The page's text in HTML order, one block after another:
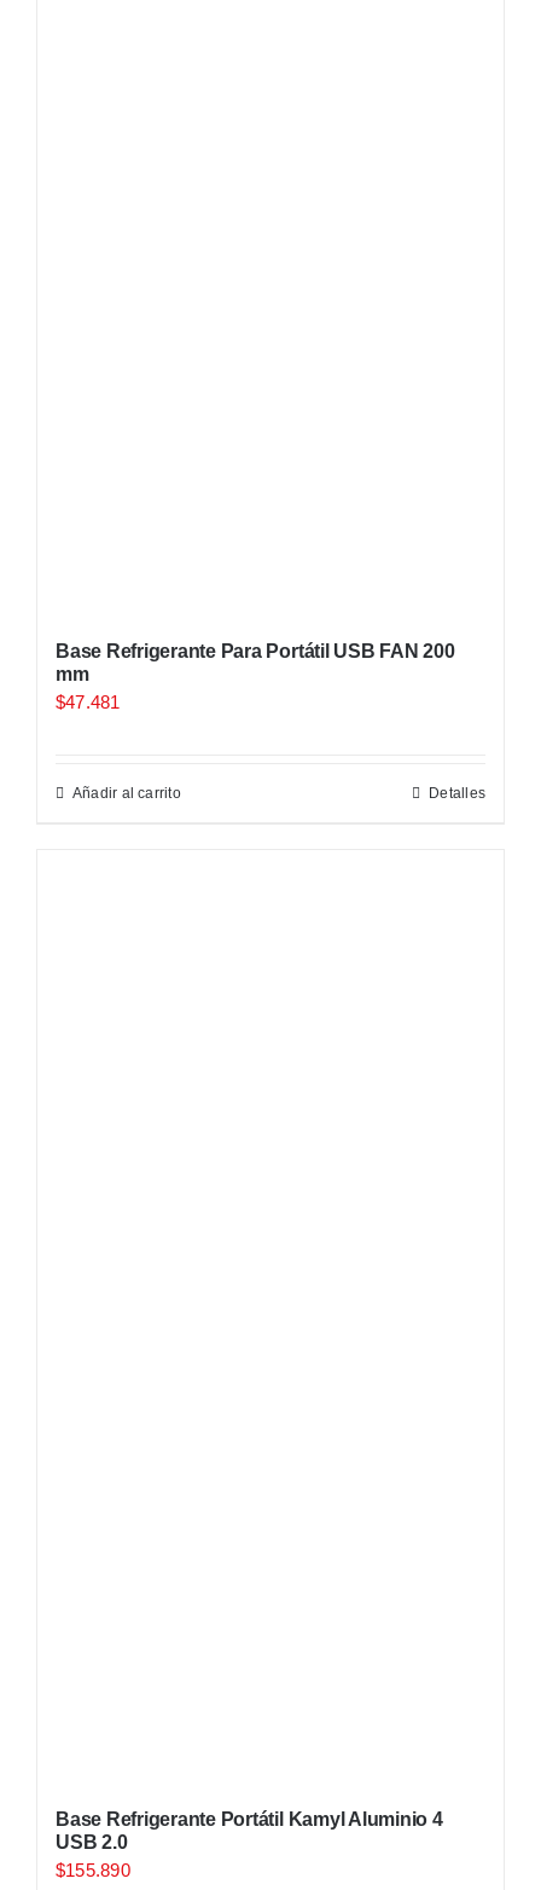
Base Refrigerante Para Portátil USB FAN 200
mm
$47.481
Añadir al carrito Detalles
Base Refrigerante Portátil Kamyl Aluminio 4
USB 2.0
$155.890